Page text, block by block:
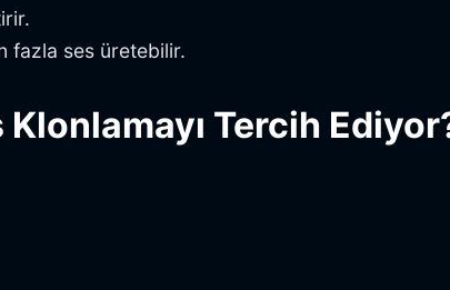
fazla ses üretebilir.
Tercih